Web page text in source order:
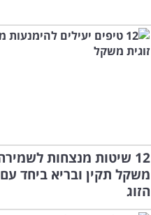
12 שיטות מנצחות
משקל תקין ובריא ביחד עם
הזוג